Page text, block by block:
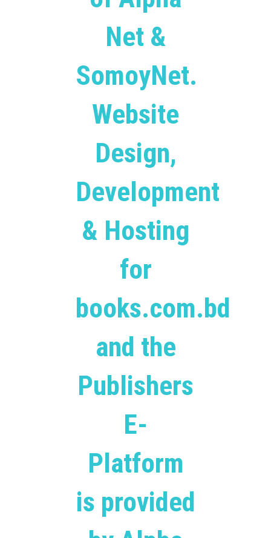
Net &
SomoyNet.
Website
Design,
Development
& Hosting
for
books.com.bd
and the
Publishers
E-
Platform
is provided